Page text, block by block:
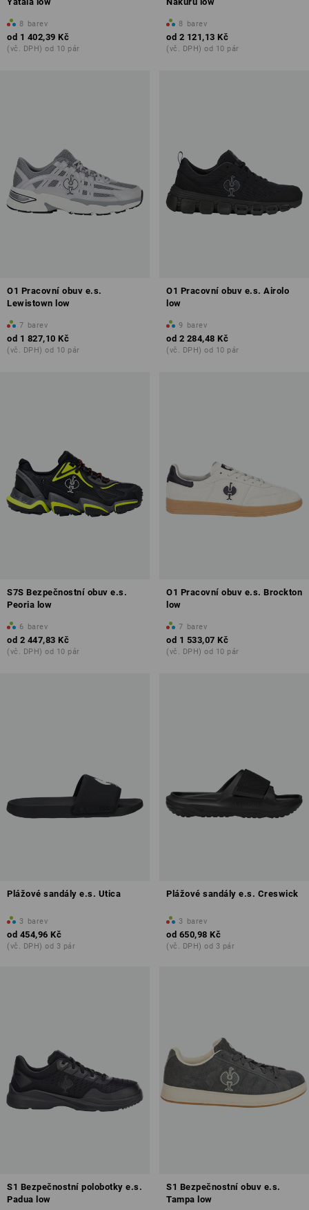
8 barev
od 1 402,39 Kč
(vč. DPH) od 10 pár
8 barev
od 2 121,13 Kč
(vč. DPH) od 10 pár
O1 Pracovní obuv e.s.
Lewistown low
7 barev
od 1 827,10 Kč
(vč. DPH) od 10 pár
O1 Pracovní obuv e.s. Airolo
low
9 barev
od 2 284,48 Kč
(vč. DPH) od 10 pár
S7S Bezpečnostní obuv e.s.
Peoria low
6 barev
od 2 447,83 Kč
(vč. DPH) od 10 pár
O1 Pracovní obuv e.s. Brockton
low
7 barev
od 1 533,07 Kč
(vč. DPH) od 10 pár
Plážové sandály e.s. Utica
3 barev
od 454,96 Kč
(vč. DPH) od 3 pár
Plážové sandály e.s. Creswick
3 barev
od 650,98 Kč
(vč. DPH) od 3 pár
S1 Bezpečnostní polobotky e.s.
Padua low
S1 Bezpečnostní obuv e.s.
Tampa low